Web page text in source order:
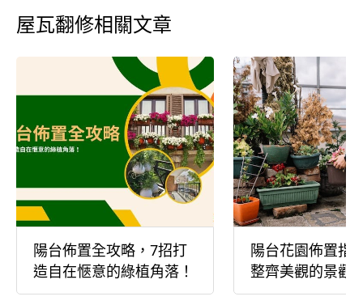
屋瓦翻修相關文章
陽台佈置全攻略，7招打
造自在愜意的綠植角落！
陽台花園佈置指
整齊美觀的景觀